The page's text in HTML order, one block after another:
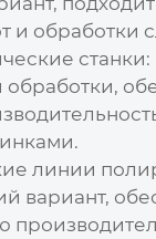
и обработки
станки:
линии
вариант,